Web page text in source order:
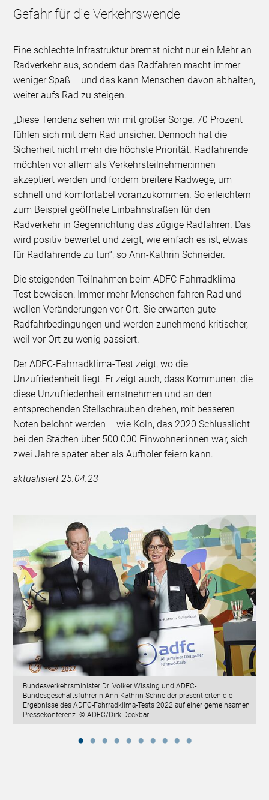
Gefahr für die Verkehrswende
Eine schlechte Infrastruktur bremst nicht nur ein Mehr an
Radverkehr aus, sondern das Radfahren macht immer
weniger Spaß – und das kann Menschen davon abhalten,
weiter aufs Rad zu steigen.
„Diese Tendenz sehen wir mit großer Sorge. 70 Prozent
fühlen sich mit dem Rad unsicher. Dennoch hat die
Sicherheit nicht mehr die höchste Priorität. Radfahrende
möchten vor allem als Verkehrsteilnehmer:innen
akzeptiert werden und fordern breitere Radwege, um
schnell und komfortabel voranzukommen. So erleichtern
zum Beispiel geöffnete Einbahnstraßen für den
Radverkehr in Gegenrichtung das zügige Radfahren. Das
wird positiv bewertet und zeigt, wie einfach es ist, etwas
für Radfahrende zu tun“, so Ann-Kathrin Schneider.
Die steigenden Teilnahmen beim ADFC-Fahrradklima-
Test beweisen: Immer mehr Menschen fahren Rad und
wollen Veränderungen vor Ort. Sie erwarten gute
Radfahrbedingungen und werden zunehmend kritischer,
weil vor Ort zu wenig passiert.
Der ADFC-Fahrradklima-Test zeigt, wo die
Unzufriedenheit liegt. Er zeigt auch, dass Kommunen, die
diese Unzufriedenheit ernstnehmen und an den
entsprechenden Stellschrauben drehen, mit besseren
Noten belohnt werden – wie Köln, das 2020 Schlusslicht
bei den Städten über 500.000 Einwohner:innen war, sich
zwei Jahre später aber als Aufholer feiern kann.
aktualisiert 25.04.23
Bundesverkehrsminister Dr. Volker Wissing und ADFC-
Bundesgeschäftsführerin Ann-Kathrin Schneider präsentierten die
Ergebnisse des ADFC-Fahrradklima-Tests 2022 auf einer gemeinsamen
Pressekonferenz. © ADFC/Dirk Deckbar